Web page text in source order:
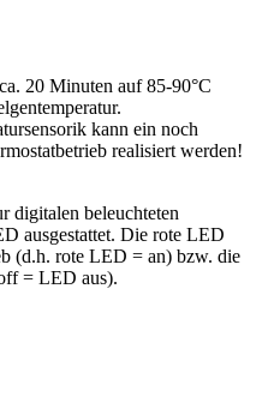
20 Minuten auf 85-90°C
kann ein noch
realisiert werden!
digitalen beleuchteten
ausgestattet. Die rote LED
(d.h. rote LED = an) bzw. die
= LED aus).